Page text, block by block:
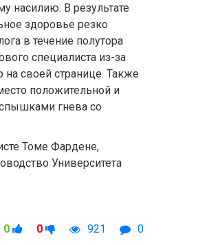
насилию. В результате
здоровье резко
в течение полутора
специалиста из-за
на своей странице. Также
положительной и
гнева со
Томе Фардене,
Университета
0 0 921 0